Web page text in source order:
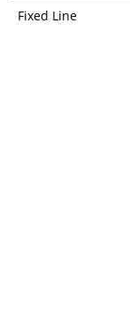
Fixed Line